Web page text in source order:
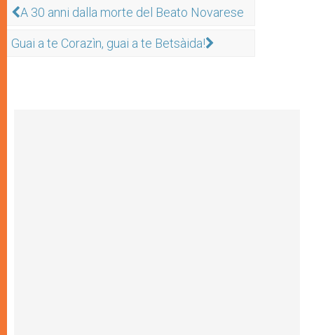
A 30 anni dalla morte del Beato Novarese
Guai a te Corazìn, guai a te Betsàida!